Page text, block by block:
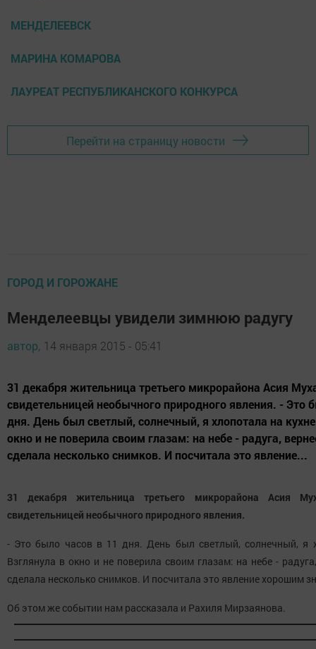
МЕНДЕЛЕЕВСК
МАРИНА КОМАРОВА
ЛАУРЕАТ РЕСПУБЛИКАНСКОГО КОНКУРСА
Перейти на страницу новости
ГОРОД И ГОРОЖАНЕ
Менделеевцы увидели зимнюю радугу
автор, 14 января 2015 - 05:41
31 декабря жительница третьего микрорайона Асия
свидетельницей необычного природного явления. - Это
дня. День был светлый, солнечный, я хлопотала на
окно и не поверила своим глазам: на небе - радуга,
сделала несколько снимков. И посчитала это явление...
31 декабря жительница третьего микрорайона Асия
свидетельницей необычного природного явления.
- Это было часов в 11 дня. День был светлый, солнечный, я
Взглянула в окно и не поверила своим глазам: на небе -
сделала несколько снимков. И посчитала это явление хорошим
Об этом же событии нам рассказала и Рахиля Мирзаянова.